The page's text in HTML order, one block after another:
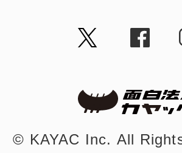
©︎ KAYAC Inc. All